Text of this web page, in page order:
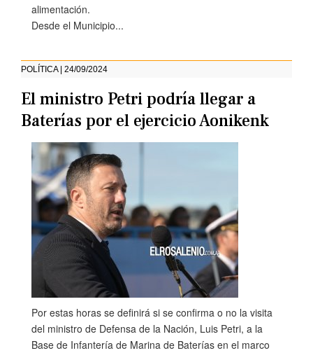
alimentación.
Desde el Municipio...
POLÍTICA | 24/09/2024
El ministro Petri podría llegar a
Baterías por el ejercicio Aonikenk
Por estas horas se definirá si se confirma o no la visita
del ministro de Defensa de la Nación, Luis Petri, a la
Base de Infantería de Marina de Baterías en el marco